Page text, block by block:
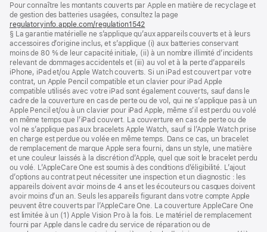
de
page
de
bas
de
page
Pour connaître les montants couverts par Apple en matière de recyclage et
de gestion des batteries usagées, consultez la page
regulatoryinfo.apple.com/regulation1542
dans
une
nouvelle
fenêtre)
§ La garantie matérielle ne s’applique qu’aux appareils couverts et à leurs
accessoires d’origine inclus, et s’applique (i) aux batteries conservant
moins de 80 % de leur capacité initiale, (ii) à un nombre illimité d’incidents
relevant de dommages accidentels et (iii) au vol et à la perte d’appareils
iPhone, iPad et/ou Apple Watch couverts. Si un iPad est couvert par votre
contrat, un Apple Pencil compatible et un clavier pour iPad Apple
compatible utilisés avec votre iPad sont également couverts, sauf dans le
cadre de la couverture en cas de perte ou de vol, qui ne s’applique pas à un
Apple Pencil et/ou à un clavier pour iPad Apple, même s’il est perdu ou volé
en même temps que l’iPad couvert. La couverture en cas de perte ou de
vol ne s’applique pas aux bracelets Apple Watch, sauf si l’Apple Watch prise
en charge est perdue ou volée en même temps. Dans ce cas, un bracelet
de remplacement de marque Apple sera fourni, dans un style, une matière
et une couleur laissés à la discrétion d’Apple, quel que soit le bracelet perdu
ou volé. L’AppleCare One est soumis à des conditions d’éligibilité. L’ajout
d’options au contrat peut nécessiter une inspection et un diagnostic : les
appareils doivent avoir moins de 4 ans et les écouteurs ou casques doivent
avoir moins d’un an. Seuls les appareils figurant dans votre compte Apple
peuvent être couverts par l’AppleCare One. La couverture AppleCare One
est limitée à un (1) Apple Vision Pro à la fois. Le matériel de remplacement
fourni par Apple dans le cadre du service de réparation ou de